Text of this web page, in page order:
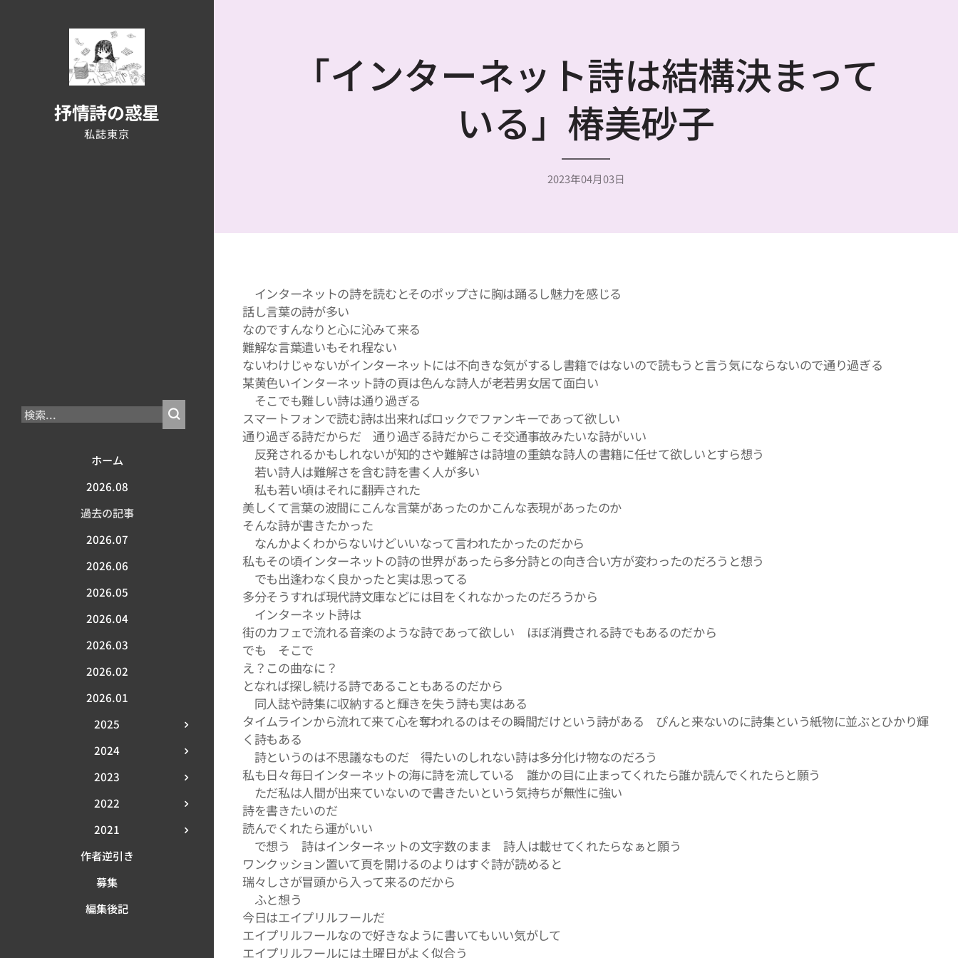
抒情詩の惑星
私誌東京
ホーム
2026.08
過去の記事
2026.07
2026.06
2026.05
2026.04
2026.03
2026.02
2026.01
2025
2024
2023
2022
2021
作者逆引き
募集
編集後記
「インターネット詩は結構決まって
いる」椿美砂子
2023年04月03日
インターネットの詩を読むとそのポップさに胸は踊るし魅力を感じる
話し言葉の詩が多い
なのですんなりと心に沁みて来る
難解な言葉遣いもそれ程ない
ないわけじゃないがインターネットには不向きな気がするし書籍ではないので読もうと言う気にならないので通り過ぎる
某黄色いインターネット詩の頁は色んな詩人が老若男女居て面白い
そこでも難しい詩は通り過ぎる
スマートフォンで読む詩は出来ればロックでファンキーであって欲しい
通り過ぎる詩だからだ 通り過ぎる詩だからこそ交通事故みたいな詩がいい
反発されるかもしれないが知的さや難解さは詩壇の重鎮な詩人の書籍に任せて欲しいとすら想う
若い詩人は難解さを含む詩を書く人が多い
私も若い頃はそれに翻弄された
美しくて言葉の波間にこんな言葉があったのかこんな表現があったのか
そんな詩が書きたかった
なんかよくわからないけどいいなって言われたかったのだから
私もその頃インターネットの詩の世界があったら多分詩との向き合い方が変わったのだろうと想う
でも出逢わなく良かったと実は思ってる
多分そうすれば現代詩文庫などには目をくれなかったのだろうから
インターネット詩は
街のカフェで流れる音楽のような詩であって欲しい ほぼ消費される詩でもあるのだから
でも そこで
え？この曲なに？
となれば探し続ける詩であることもあるのだから
同人誌や詩集に収納すると輝きを失う詩も実はある
タイムラインから流れて来て心を奪われるのはその瞬間だけという詩がある ぴんと来ないのに詩集という紙物に並ぶとひかり輝
く詩もある
詩というのは不思議なものだ 得たいのしれない詩は多分化け物なのだろう
私も日々毎日インターネットの海に詩を流している 誰かの目に止まってくれたら誰か読んでくれたらと願う
ただ私は人間が出来ていないので書きたいという気持ちが無性に強い
詩を書きたいのだ
読んでくれたら運がいい
で想う 詩はインターネットの文字数のまま 詩人は載せてくれたらなぁと願う
ワンクッション置いて頁を開けるのよりはすぐ詩が読めると
瑞々しさが冒頭から入って来るのだから
ふと想う
今日はエイプリルフールだ
エイプリルフールなので好きなように書いてもいい気がして
エイプリルフールには土曜日がよく似合う